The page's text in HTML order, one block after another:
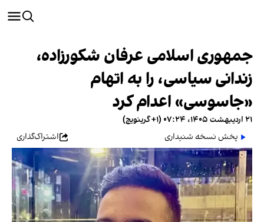
جمهوری اسلامی عرفان شکورزاده،
زندانی سیاسی، را به اتهام
«جاسوسی» اعدام کرد
۲۱ اردیبهشت ۱۴۰۵، ۰۷:۲۴ (‎+۱ گرینویچ)
پخش نسخه شنیداری
اشتراک‌گذاری